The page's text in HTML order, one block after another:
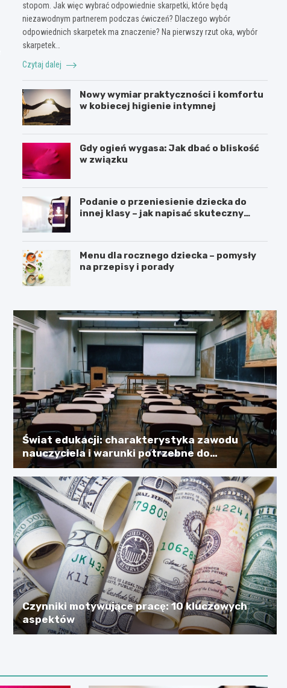
stopom. Jak więc wybrać odpowiednie skarpetki, które będą
niezawodnym partnerem podczas ćwiczeń? Dlaczego wybór
odpowiednich skarpetek ma znaczenie? Na pierwszy rzut oka, wybór
skarpetek…
Czytaj dalej
Nowy wymiar praktyczności i komfortu
w kobiecej higienie intymnej
Gdy ogień wygasa: Jak dbać o bliskość
w związku
Podanie o przeniesienie dziecka do
innej klasy – jak napisać skuteczny
Menu dla rocznego dziecka – pomysły
na przepisy i porady
Świat edukacji: charakterystyka zawodu
nauczyciela i warunki potrzebne do
skutecznego jego wykonywania
Czynniki motywujące pracę: 10 kluczowych
aspektów